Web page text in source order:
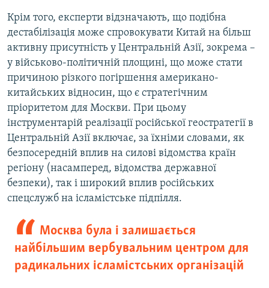
Крім того, експерти відзначають, що подібна
дестабілізація може спровокувати Китай на більш
активну присутність у Центральній Азії, зокрема –
у військово-політичній площині, що може стати
причиною різкого погіршення американо-
китайських відносин, що є стратегічним
пріоритетом для Москви. При цьому
інструментарій реалізації російської геостратегії в
Центральній Азії включає, за їхніми словами, як
безпосередній вплив на силові відомства країн
регіону (насамперед, відомства державної
безпеки), так і широкий вплив російських
спецслужб на ісламістське підпілля.
Москва була і залишається
найбільшим вербувальним центром для
радикальних ісламістських організацій